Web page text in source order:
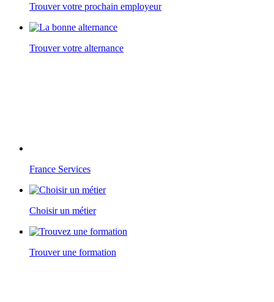
Trouver votre prochain employeur
Trouver votre alternance
France Services
Choisir un métier
Trouver une formation